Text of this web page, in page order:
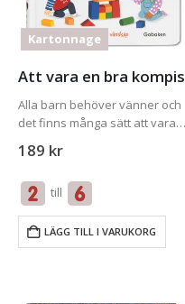
Kartonnage
Att vara en bra kompis
Alla barn behöver vänner och
det finns många sätt att vara
underhållande boken ger små
tips som kan leda till…
189 kr
till
LÄGG TILL I VARUKORG